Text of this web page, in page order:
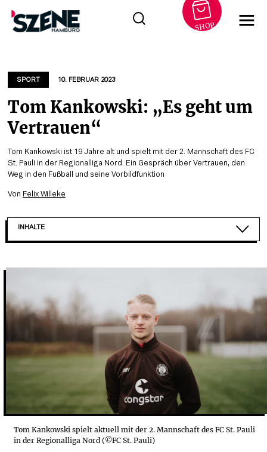
springen
SHOP
SPORT 10. FEBRUAR 2023
Tom Kankowski: „Es geht um
Vertrauen“
Tom Kankowski ist 19 Jahre alt und spielt mit der 2. Mannschaft des FC
St. Pauli in der Regionalliga Nord. Ein Gespräch über Vertrauen, den
Weg in den Fußball und seine Vorbildfunktion
Von Felix Willeke
INHALTE
„ICH MÖCHTE AUCH VORBILD SEIN“
Tom Kankowski spielt aktuell mit der 2. Mannschaft des FC St. Pauli
in der Regionalliga Nord (©FC St. Pauli)